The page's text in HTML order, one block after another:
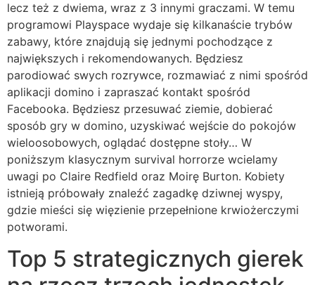
lecz też z dwiema, wraz z 3 innymi graczami. W temu
programowi Playspace wydaje się kilkanaście trybów
zabawy, które znajdują się jednymi pochodzące z
największych i rekomendowanych. Będziesz
parodiować swych rozrywce, rozmawiać z nimi spośród
aplikacji domino i zapraszać kontakt spośród
Facebooka. Będziesz przesuwać ziemie, dobierać
sposób gry w domino, uzyskiwać wejście do pokojów
wieloosobowych, oglądać dostępne stoły… W
poniższym klasycznym survival horrorze wcielamy
uwagi po Claire Redfield oraz Moirę Burton. Kobiety
istnieją próbowały znaleźć zagadkę dziwnej wyspy,
gdzie mieści się więzienie przepełnione krwiożerczymi
potworami.
Top 5 strategicznych gierek